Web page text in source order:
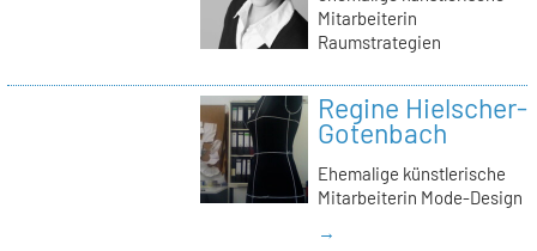
Mitarbeiterin
Raumstrategien
Regine Hielscher-
Gotenbach
Ehemalige künstlerische
Mitarbeiterin Mode-Design
→